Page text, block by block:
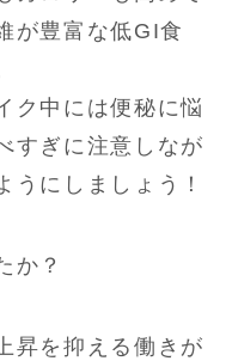
が豊富な低GI食
ク中には便秘に悩
すぎに注意しなが
うにしましょう！
か？
昇を抑える働きが